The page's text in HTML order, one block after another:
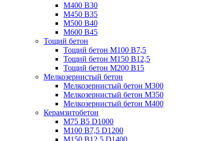
М400 В30
М450 В35
М500 В40
М600 В45
Тощий бетон
Тощий бетон М100 В7,5
Тощий бетон М150 В12,5
Тощий бетон М200 В15
Мелкозернистый бетон
Мелкозернистый бетон М300
Мелкозернистый бетон М350
Мелкозернистый бетон М400
Керамзитобетон
М75 В5 D1000
М100 В7,5 D1200
М150 В12,5 D1400